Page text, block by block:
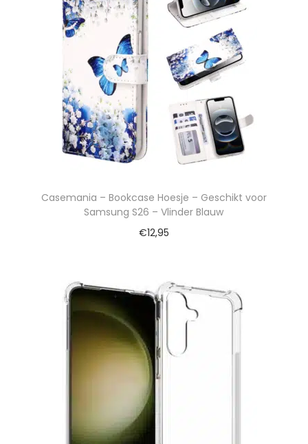
Casemania – Bookcase Hoesje – Geschikt voor
Samsung S26 – Vlinder Blauw
€12,95